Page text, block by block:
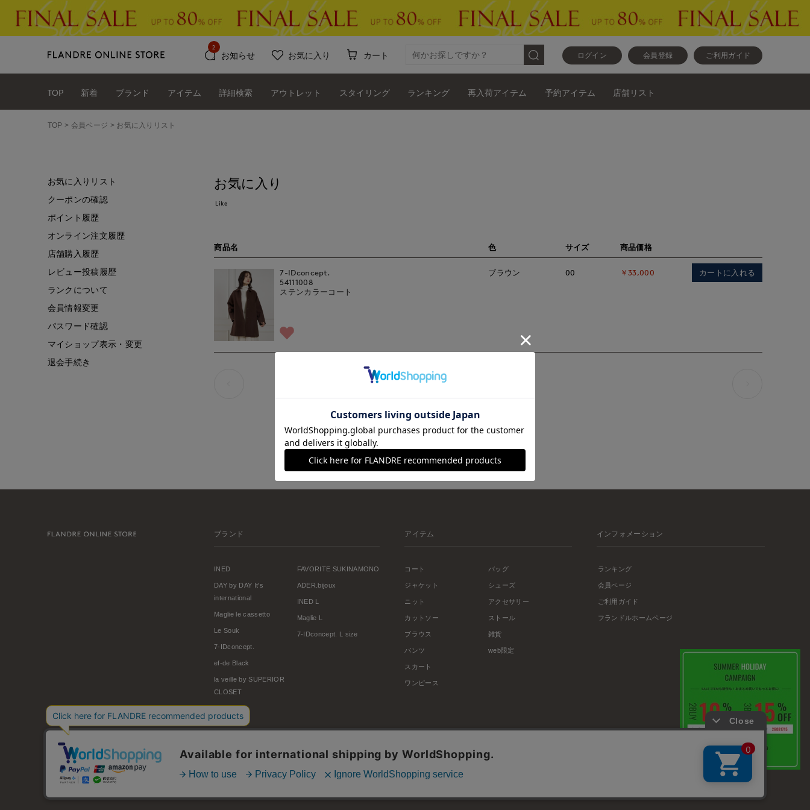
ログイン 会員登録 ご利用ガイド
お知らせ
2
お気に入り カート
TOP 新着 ブランド アイテム 詳細検索 アウトレット スタイリング ランキング 再入荷アイテム 予約アイテム 店舗リスト
TOP 会員ページ お気に入りリスト
お気に入り
Like
商品名 色 サイズ 商品価格
7-IDconcept.
54111008
ステンカラーコート
ブラウン 00 ￥33,000 カートに入れる
お気に入りリスト
クーポンの確認
ポイント履歴
オンライン注文履歴
店舗購入履歴
レビュー投稿履歴
ランクについて
会員情報変更
パスワード確認
マイショップ表示・変更
退会手続き
ブランド
INED
DAY by DAY It's
international
Maglie le cassetto
Le Souk
7-IDconcept.
ef-de Black
la veille by SUPERIOR
CLOSET
FAVORITE SUKINAMONO
ADER.bijoux
INED L
Maglie L
7-IDconcept. L size
アイテム
コート
ジャケット
ニット
カットソー
ブラウス
パンツ
スカート
ワンピース
バッグ
シューズ
アクセサリー
ストール
雑貨
web限定
インフォメーション
ランキング
会員ページ
ご利用ガイド
フランドルホームページ
© FLANDRE CO., LTD.